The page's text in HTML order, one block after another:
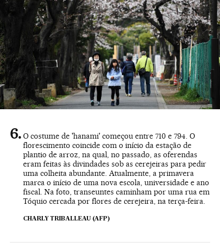
O costume de 'hanami' começou entre 710 e 794. O
florescimento coincide com o início da estação de
plantio de arroz, na qual, no passado, as oferendas
eram feitas às divindades sob as cerejeiras para pedir
uma colheita abundante. Atualmente, a primavera
marca o início de uma nova escola, universidade e ano
fiscal. Na foto, transeuntes caminham por uma rua em
Tóquio cercada por flores de cerejeira, na terça-feira.
CHARLY TRIBALLEAU (AFP)